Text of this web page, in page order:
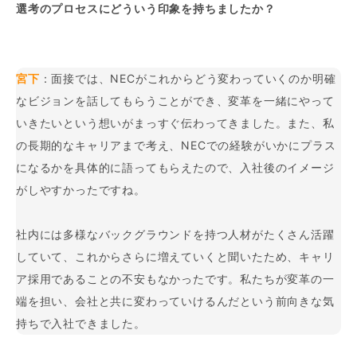
選考のプロセスにどういう印象を持ちましたか？
宮下 ：面接では、NECがこれからどう変わっていくのか明確
なビジョンを話してもらうことができ、変革を一緒にやって
いきたいという想いがまっすぐ伝わってきました。また、私
の長期的なキャリアまで考え、NECでの経験がいかにプラス
になるかを具体的に語ってもらえたので、入社後のイメージ
がしやすかったですね。
社内には多様なバックグラウンドを持つ人材がたくさん活躍
していて、これからさらに増えていくと聞いたため、キャリ
ア採用であることの不安もなかったです。私たちが変革の一
端を担い、会社と共に変わっていけるんだという前向きな気
持ちで入社できました。